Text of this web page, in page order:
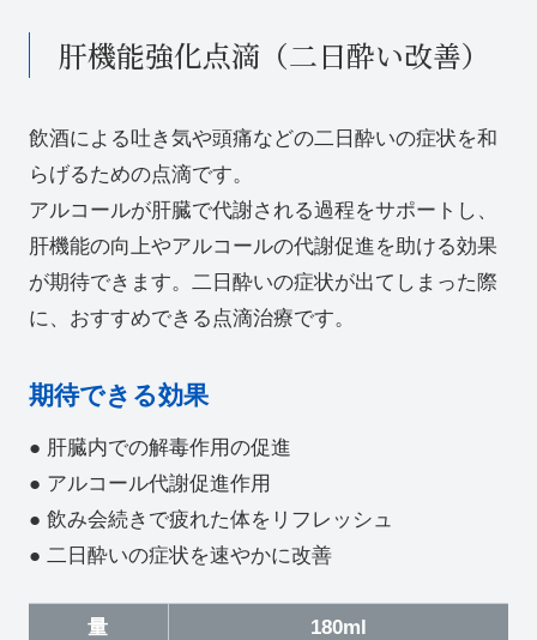
肝機能強化点滴（二日酔い改善）
飲酒による吐き気や頭痛などの二日酔いの症状を和
らげるための点滴です。
アルコールが肝臓で代謝される過程をサポートし、
肝機能の向上やアルコールの代謝促進を助ける効果
が期待できます。二日酔いの症状が出てしまった際
に、おすすめできる点滴治療です。
期待できる効果
● 肝臓内での解毒作用の促進
● アルコール代謝促進作用
● 飲み会続きで疲れた体をリフレッシュ
● 二日酔いの症状を速やかに改善
量 180ml